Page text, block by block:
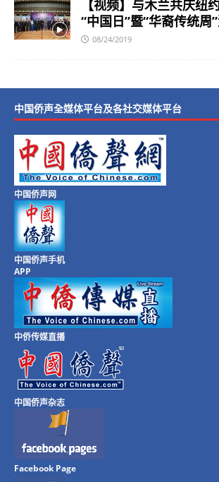
【视频】与木兰共庆纽
“中国日”暨“华裔传统周
08/24/2019
中国侨声全媒体平台及各社交媒体平台
中国侨声网
中国侨声手机
APP
中侨传媒直播
中国侨声杂志
Facebook Page